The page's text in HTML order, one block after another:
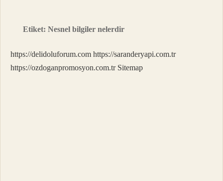
Etiket:Nesnel bilgiler nelerdir
https://delidoluforum.com https://saranderyapi.com.tr
https://ozdoganpromosyon.com.tr Sitemap